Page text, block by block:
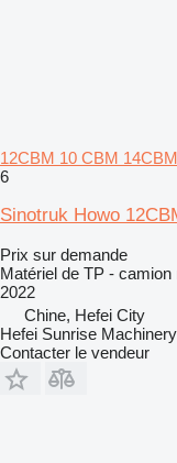
12CBM 10 CBM
6
Sinotruk Howo
Prix sur demande
Matériel de TP - camion
2022
Chine, Hefei City
Hefei Sunrise Machinery
Contacter le vendeur